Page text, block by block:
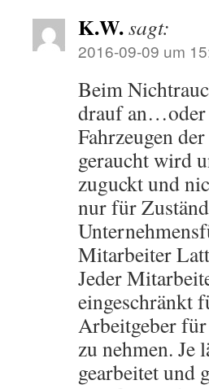
K.W.sagt:
2016-09-09 um
Beim
drauf an…oder
Fahrzeugen
geraucht wird
zuguckt und
nur für
Mitarbeiter
Jeder
eingeschränkt
Arbeitgeber
zu nehmen. Je
gearbeitet und